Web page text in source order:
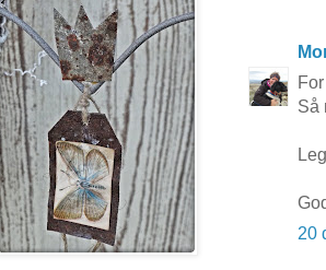
Så
20